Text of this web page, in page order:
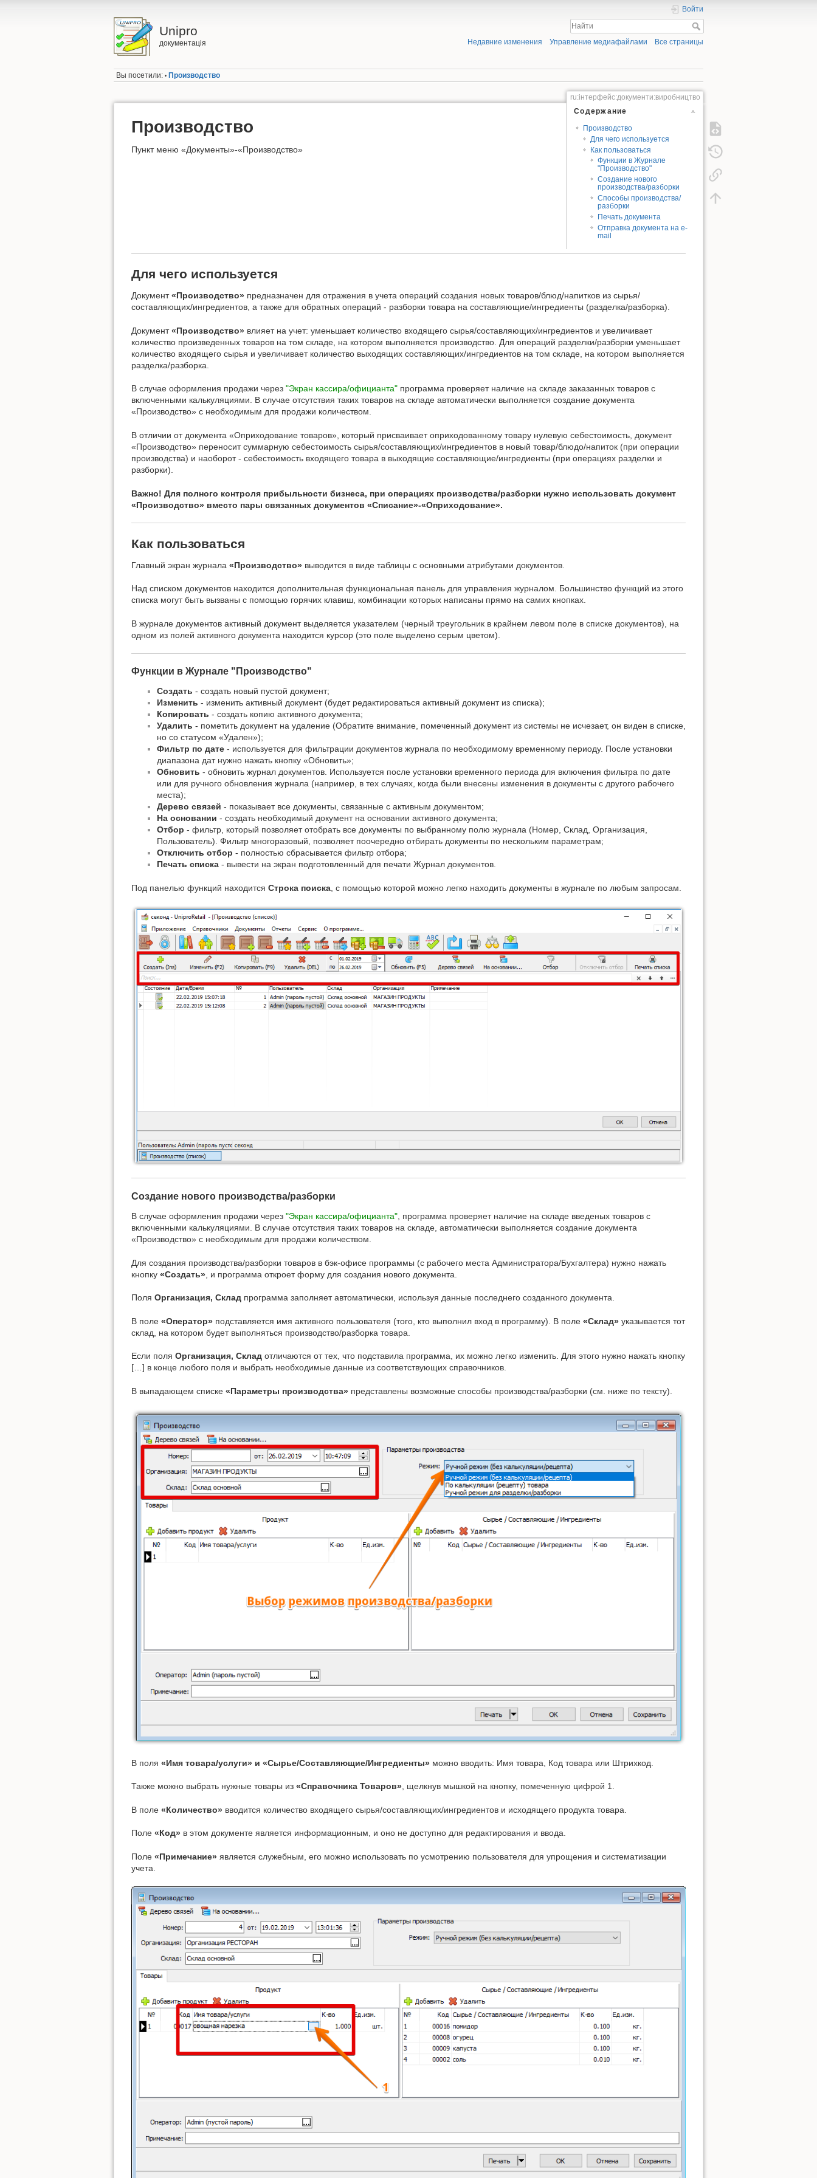
Unipro
документація
Войти
Недавние изменения Управление медиафайлами Все страницы
Вы посетили: • Производство
ru:інтерфейс:документи:виробництво
Содержание
Производство
Для чего используется
Как пользоваться
Функции в Журнале
"Производство"
Создание нового
производства/разборки
Способы производства/
разборки
Печать документа
Отправка документа на e-
mail
Производство
Пункт меню «Документы»-«Производство»
Для чего используется
Документ«Производство» предназначен для отражения в учета операций создания новых товаров/блюд/напитков из сырья/
составляющих/ингредиентов, а также для обратных операций - разборки товара на составляющие/ингредиенты (разделка/разборка).
Документ«Производство» влияет на учет: уменьшает количество входящего сырья/составляющих/ингредиентов и увеличивает
количество произведенных товаров на том складе, на котором выполняется производство. Для операций разделки/разборки уменьшает
количество входящего сырья и увеличивает количество выходящих составляющих/ингредиентов на том складе, на котором выполняется
разделка/разборка.
В случае оформления продажи через "Экран кассира/официанта" программа проверяет наличие на складе заказанных товаров с
включенными калькуляциями. В случае отсутствия таких товаров на складе автоматически выполняется создание документа
«Производство» с необходимым для продажи количеством.
В отличии от документа «Оприходование товаров», который присваивает оприходованному товару нулевую себестоимость, документ
«Производство» переносит суммарную себестоимость сырья/составляющих/ингредиентов в новый товар/блюдо/напиток (при операции
производства) и наоборот - себестоимость входящего товара в выходящие составляющие/ингредиенты (при операциях разделки и
разборки).
Важно! Для полного контроля прибыльности бизнеса, при операциях производства/разборки нужно использовать документ
«Производство» вместо пары связанных документов «Списание»-«Оприходование».
Как пользоваться
Главный экран журнала «Производство» выводится в виде таблицы с основными атрибутами документов.
Над списком документов находится дополнительная функциональная панель для управления журналом. Большинство функций из этого
списка могут быть вызваны с помощью горячих клавиш, комбинации которых написаны прямо на самих кнопках.
В журнале документов активный документ выделяется указателем (черный треугольник в крайнем левом поле в списке документов), на
одном из полей активного документа находится курсор (это поле выделено серым цветом).
Функции в Журнале "Производство"
Создать - создать новый пустой документ;
Изменить - изменить активный документ (будет редактироваться активный документ из списка);
Копировать - создать копию активного документа;
Удалить - пометить документ на удаление (Обратите внимание, помеченный документ из системы не исчезает, он виден в списке,
но со статусом «Удален»);
Фильтр по дате - используется для фильтрации документов журнала по необходимому временному периоду. После установки
диапазона дат нужно нажать кнопку «Обновить»;
Обновить - обновить журнал документов. Используется после установки временного периода для включения фильтра по дате
или для ручного обновления журнала (например, в тех случаях, когда были внесены изменения в документы с другого рабочего
места);
Дерево связей - показывает все документы, связанные с активным документом;
На основании - создать необходимый документ на основании активного документа;
Отбор - фильтр, который позволяет отобрать все документы по выбранному полю журнала (Номер, Склад, Организация,
Пользователь). Фильтр многоразовый, позволяет поочередно отбирать документы по нескольким параметрам;
Отключить отбор - полностью сбрасывается фильтр отбора;
Печать списка - вывести на экран подготовленный для печати Журнал документов.
Под панелью функций находится Строка поиска , с помощью которой можно легко находить документы в журнале по любым запросам.
Создание нового производства/разборки
В случае оформления продажи через "Экран кассира/официанта" , программа проверяет наличие на складе введеных товаров с
включенными калькуляциями. В случае отсутствия таких товаров на складе, автоматически выполняется создание документа
«Производство» с необходимым для продажи количеством.
Для создания производства/разборки товаров в бэк-офисе программы (с рабочего места Администратора/Бухгалтера) нужно нажать
кнопку «Создать» , и программа откроет форму для создания нового документа.
Поля Организация, Склад программа заполняет автоматически, используя данные последнего созданного документа.
В поле «Оператор» подставляется имя активного пользователя (того, кто выполнил вход в программу). В поле «Склад» указывается тот
склад, на котором будет выполняться производство/разборка товара.
Если поля Организация, Склад отличаются от тех, что подставила программа, их можно легко изменить. Для этого нужно нажать кнопку
[…] в конце любого поля и выбрать необходимые данные из соответствующих справочников.
В выпадающем списке «Параметры производства» представлены возможные способы производства/разборки (см. ниже по тексту).
В поля «Имя товара/услуги» и «Сырье/Составляющие/Ингредиенты» можно вводить: Имя товара, Код товара или Штрихкод.
Также можно выбрать нужные товары из «Справочника Товаров» , щелкнув мышкой на кнопку, помеченную цифрой 1.
В поле «Количество» вводится количество входящего сырья/составляющих/ингредиентов и исходящего продукта товара.
Поле «Код» в этом документе является информационным, и оно не доступно для редактирования и ввода.
Поле «Примечание» является служебным, его можно использовать по усмотрению пользователя для упрощения и систематизации
учета.